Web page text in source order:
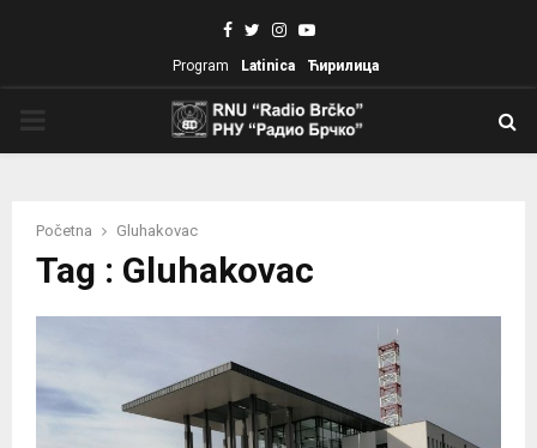
Facebook
TwitterInstagram
Youtube
Program Latinica Ћирилица
Početna Gluhakovac
Tag : Gluhakovac